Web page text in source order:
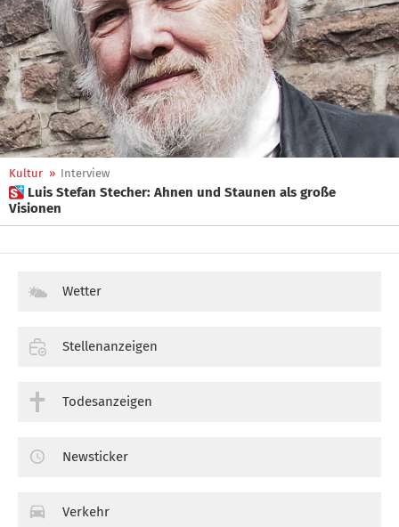
Kultur » Interview
 Luis Stefan Stecher: Ahnen und Staunen als große
Visionen
Wetter
Stellenanzeigen
Todesanzeigen
Newsticker
Verkehr